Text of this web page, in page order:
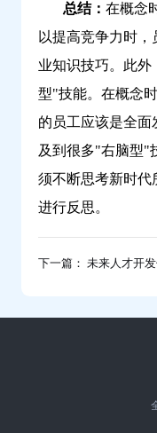
总结： 在概念
以提高竞争力时
业知识技巧。此
型"技能。在概念
的员工应该是全
及到很多"右脑型"
须不断思考新时代
进行反思。
下一篇： 未来人才开